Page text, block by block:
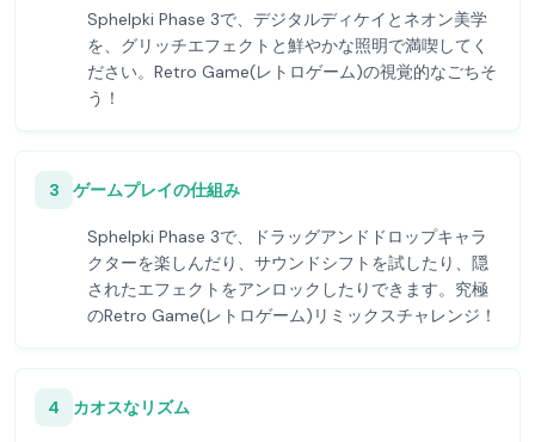
Sphelpki Phase 3で、デジタルディケイとネオン美学
を、グリッチエフェクトと鮮やかな照明で満喫してく
ださい。Retro Game(レトロゲーム)の視覚的なごちそ
う！
3 ゲームプレイの仕組み
Sphelpki Phase 3で、ドラッグアンドドロップキャラ
クターを楽しんだり、サウンドシフトを試したり、隠
されたエフェクトをアンロックしたりできます。究極
のRetro Game(レトロゲーム)リミックスチャレンジ！
4 カオスなリズム